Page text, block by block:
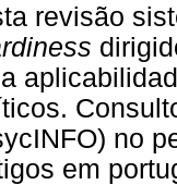
revisão
no
em